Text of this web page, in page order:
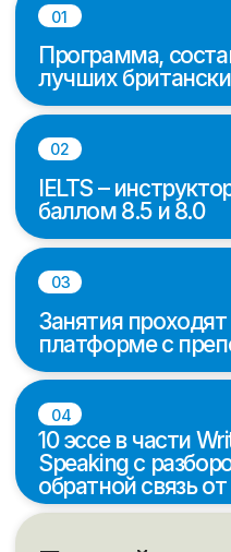
10 эссе в части Writing и
Speaking с разбором
обратной связь от
Полный курс – 15
Занятия от 2 до 5 раз в
неделю по 90 минут
Наши преимущества
Хотим рассказать, почему
выбрать онлайн школу
английского языка и
международным экзаменам
10
Лет в сфере
образования